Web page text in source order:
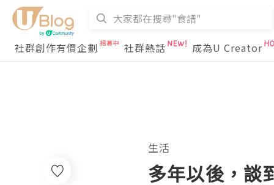
社群創作有價企劃 社群熱話 成為U Creator
生活
多年以後，談